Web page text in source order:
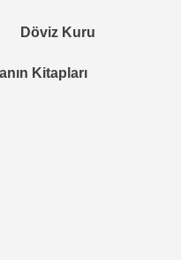
Döviz Kuru
Kitapları